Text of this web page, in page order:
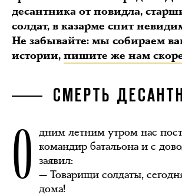
десантника от повидла,
солдат, в казарме спит
Не забывайте: мы собираем
истории, пишите же нам
СМЕРТЬ
О дним летним утром нас
командир батальона и с
заявил:
— Товарищи солдаты,
дома!